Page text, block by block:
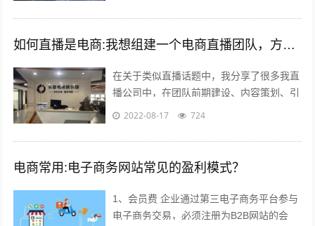
如何直播是电商:我想组建一个电商直播团队，方向是卖女装，请问需要怎么组建？
在关于类似直播话题中，我分享了很多我直
播公司中，在团队前期建设、内容策划、引
流推广及执行过程等干货；本不想多参合这
2022-08-17 724
电商常用:电子商务网站常见的盈利模式？
1、会员费 企业通过第三电子商务平台参与
电子商务交易，必须注册为B2B网站的会